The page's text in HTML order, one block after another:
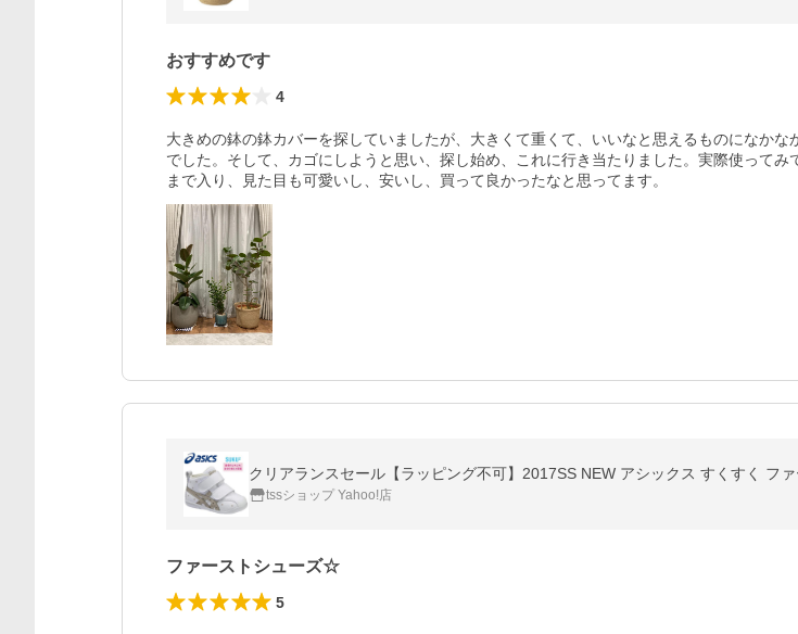
おすすめです
4
大きめの鉢の鉢カバーを探していましたが、大きくて重くて、いいなと思えるものになかな
でした。そして、カゴにしようと思い、探し始め、これに行き当たりました。実際使ってみ
まで入り、見た目も可愛いし、安いし、買って良かったなと思ってます。
クリアランスセール【ラッピング不可】2017SS NEW アシックス すくすく フ
tssショップ Yahoo!店
ファーストシューズ☆
5